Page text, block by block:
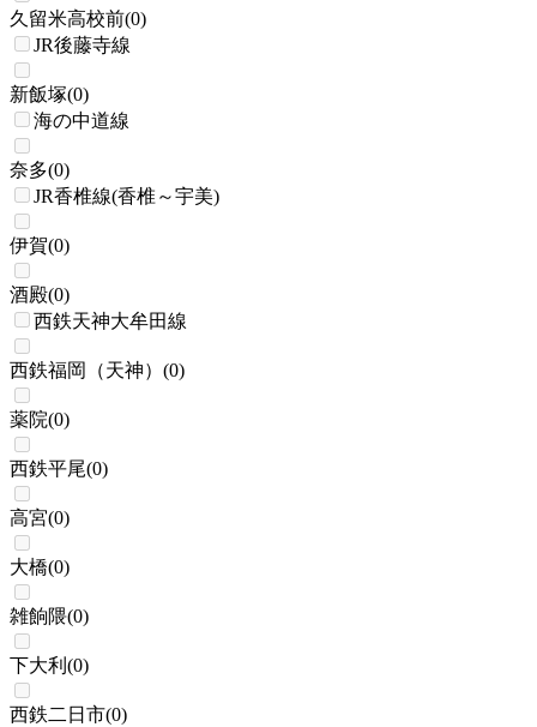
久留米高校前(0)
JR後藤寺線
新飯塚(0)
海の中道線
奈多(0)
JR香椎線(香椎～宇美)
伊賀(0)
酒殿(0)
西鉄天神大牟田線
西鉄福岡（天神） (0)
薬院(0)
西鉄平尾(0)
高宮(0)
大橋(0)
雑餉隈(0)
下大利 (0)
西鉄二日市(0)